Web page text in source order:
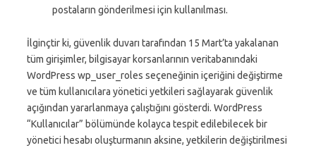
postaların gönderilmesi için kullanılması.
İlginçtir ki, güvenlik duvarı tarafından 15 Mart’ta yakalanan
tüm girişimler, bilgisayar korsanlarının veritabanındaki
WordPress wp_user_roles seçeneğinin içeriğini değiştirme
ve tüm kullanıcılara yönetici yetkileri sağlayarak güvenlik
açığından yararlanmaya çalıştığını gösterdi. WordPress
“Kullanıcılar” bölümünde kolayca tespit edilebilecek bir
yönetici hesabı oluşturmanın aksine, yetkilerin değiştirilmesi